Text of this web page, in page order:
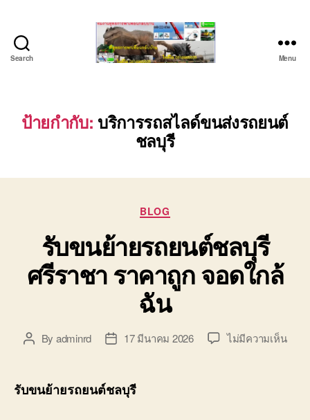
Search
เครื่องจักร
ระยอง
ชลบุรี
เซียน
จำกัด)
บริการ
รถยก
รถ
รับจ้าง
ใน
เขต
บ่อ
ติดต่อ
Menu
ป้ายกำกับ: บริการรถสไลด์ขนส่งรถยนต์
ชลบุรี
Categories
BLOG
รับขนย้ายรถยนต์ชลบุรี
ศรีราชา ราคาถูก จอดใกล้
ฉัน
PostBy adminrd
Post17 มีนาคม 2026 ไม่มีความเห็นบน
รับขนย้ายรถยนต์ชลบุรี